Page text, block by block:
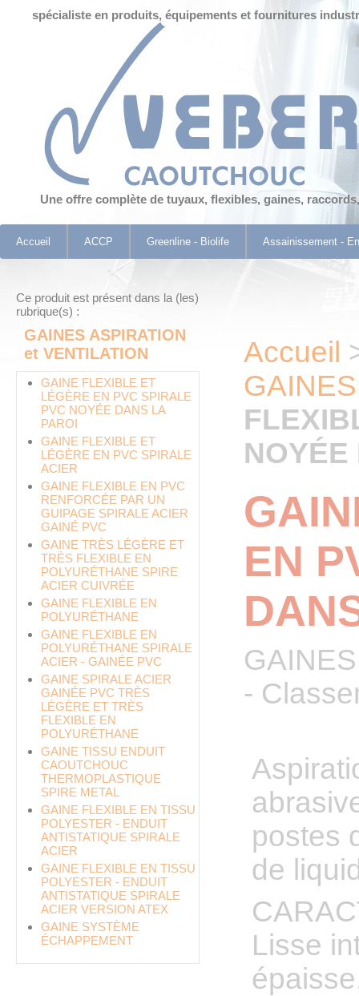
spécialiste en produits, équipements et fournitures
Une offre complète de tuyaux, flexibles, gaines,
Accueil ACCP Greenline - Biolife Assainissement -
Ce produit est présent dans la (les)
rubrique(s) :
GAINES ASPIRATION
et VENTILATION
GAINE FLEXIBLE ET
LÉGÈRE EN PVC SPIRALE
PVC NOYÉE DANS LA
PAROI
GAINE FLEXIBLE ET
LÉGÈRE EN PVC SPIRALE
ACIER
GAINE FLEXIBLE EN PVC
RENFORCÉE PAR UN
GUIPAGE SPIRALE ACIER
GAINÉ PVC
GAINE TRÈS LÉGÈRE ET
TRÈS FLEXIBLE EN
POLYURÉTHANE SPIRE
ACIER CUIVRÉE
GAINE FLEXIBLE EN
POLYURÉTHANE
GAINE FLEXIBLE EN
POLYURÉTHANE SPIRALE
ACIER - GAINÉE PVC
GAINE SPIRALE ACIER
GAINÉE PVC TRÈS
LÉGÈRE ET TRÈS
FLEXIBLE EN
POLYURÉTHANE
GAINE TISSU ENDUIT
CAOUTCHOUC
THERMOPLASTIQUE
SPIRE METAL
GAINE FLEXIBLE EN TISSU
POLYESTER - ENDUIT
ANTISTATIQUE SPIRALE
ACIER
GAINE FLEXIBLE EN TISSU
POLYESTER - ENDUIT
ANTISTATIQUE SPIRALE
ACIER VERSION ATEX
GAINE SYSTÈME
ÉCHAPPEMENT
Accueil
NOYÉE
EN
-
postes
de
Lisse
Panneau de gestion des cookies